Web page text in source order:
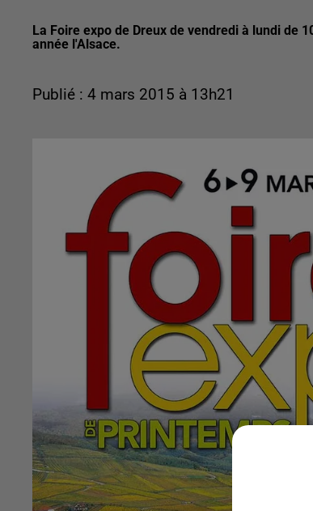
La Foire expo de Dreux de vendredi à lundi de
année l'Alsace.
Publié : 4 mars 2015 à 13h21